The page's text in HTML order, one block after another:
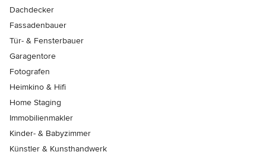
Dachdecker
Fassadenbauer
Tür- & Fensterbauer
Garagentore
Fotografen
Heimkino & Hifi
Home Staging
Immobilienmakler
Kinder- & Babyzimmer
Künstler & Kunsthandwerk